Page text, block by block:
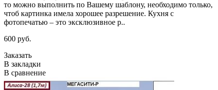
то можно выполнить по Вашему шаблону, необходимо только,
чтоб картинка имела хорошее разрешение. Кухня с
фотопечатью – это эксклюзивное р..
600 руб.
Заказать
В закладки
В сравнение